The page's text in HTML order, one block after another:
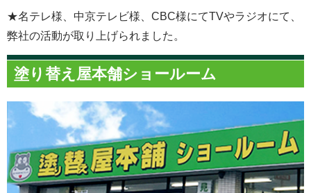
★名テレ様、中京テレビ様、CBC様にてTVやラジオにて、
弊社の活動が取り上げられました。
塗り替え屋本舗ショールーム